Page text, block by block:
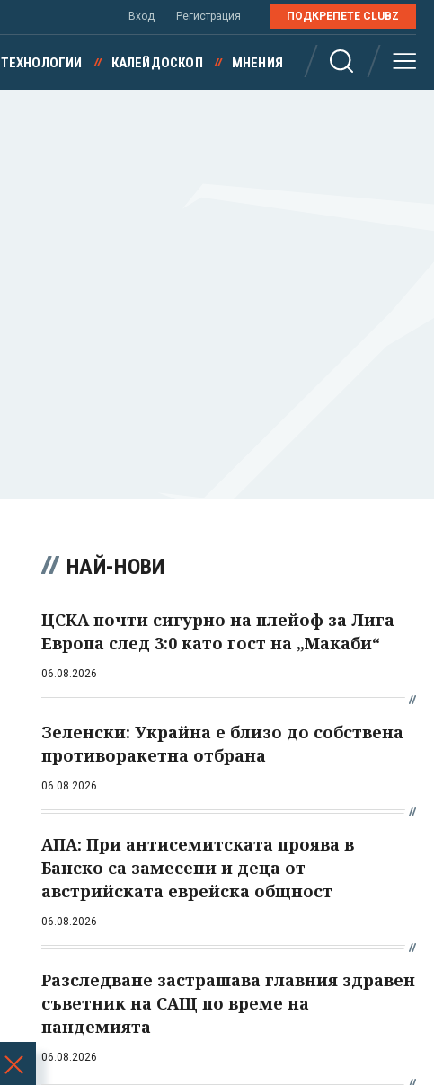
Вход Регистрация ПОДКРЕПЕТЕ CLUBZ
ТЕХНОЛОГИИ КАЛЕЙДОСКОП МНЕНИЯ
НАЙ-НОВИ
ЦСКА почти сигурно на плейоф за Лига
Европа след 3:0 като гост на „Макаби“
06.08.2026
Зеленски: Украйна е близо до собствена
противоракетна отбрана
06.08.2026
АПА: При антисемитската проява в
Банско са замесени и деца от
австрийската еврейска общност
06.08.2026
Разследване застрашава главния здравен
съветник на САЩ по време на
пандемията
06.08.2026